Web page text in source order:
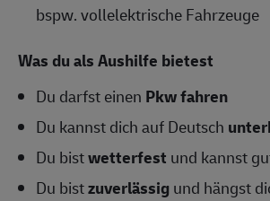
bspw. vollelektrische Fahrzeuge
Was du als Aushilfe bietest
Du darfst einen Pkw fahren
Du kannst dich auf Deutsch
Du bistwetterfest und kannst
Du bistzuverlässigund hängst